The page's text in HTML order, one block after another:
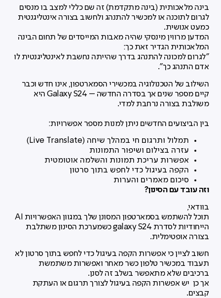
בינה מלאכותית (בינה מתקדמת) זה שם כללי למצב בו מנסים
לגרום לתוכנה או למכשיר להתנהג ולחשוב בצורה אינטליגנטית
כמעט אנושית.
המדען מרווין מינסקי שהיה מאבות המייסדים של תחום הבינה
המלאכותית הגדיר זאת כך:
"לגרום למכונה להתנהג בדרך שהייתה נחשבת לאינטליגנטית לו
אדם התנהג כך".
השילוב של הטכנולוגיה במכשירי הסמארטפון, אינו חדש וכבר
קיים מספר שנים אך בסדרה החדשה – Galaxy S24 היא
משולבת בצורה נרחבת למדי.
בין הביצועים החדשים ניתן למנות מספר אפשרויות:
תמלול ותרגום חי במהלך שיחה (Live Translate)
עזרה בצילום ושיפור התמונות
אפשרות עריכת תמונות והשלמה אוטומטית
הקפה בעיגול כדי לחפש בתוך סרטון
סיכום מאמרים והערות
וזה עובד עם הסינון?
בוודאי,
תוכל להשתמש בסמארטפון המסונן שלך במגוון האפשרויות AI
הייחודיות לסדרת galaxy S24 כשמערכת הסינון משתלבת
בצורה אופטימלית.
חשוב לציין כי אפשרות הקפה בעיגול כדי לחפש בתוך סרטון לא
תעבוד במכשיר טלפון כשר מאחר ואפשרות משתמשת
ברכיבים שלא מתאפשר בשלב זה לסנן.
אך כן יש אפשרות הקפה בעיגול לצורך תרגום או העתקת
קבצים.